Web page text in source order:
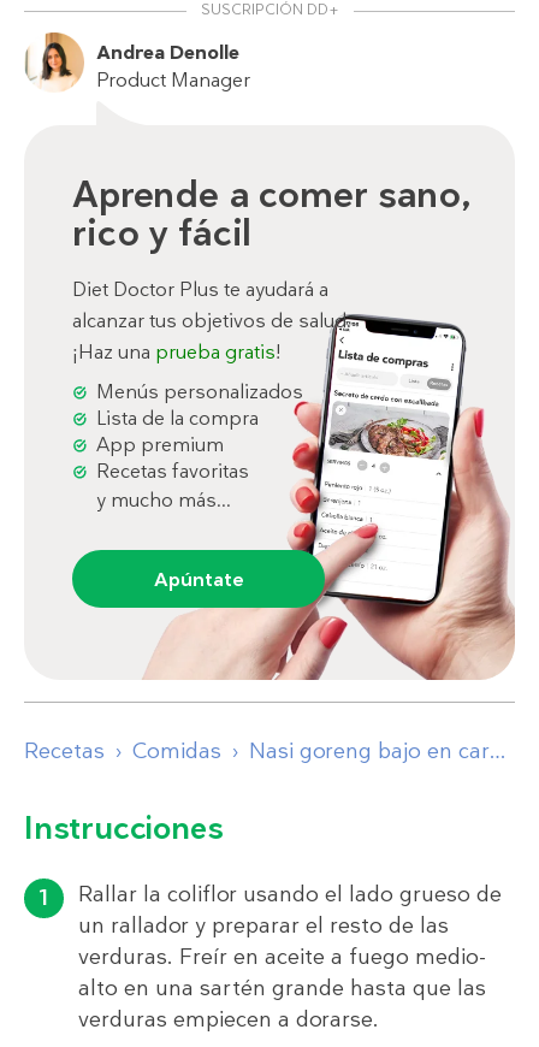
SUSCRIPCIÓN DD+
Andrea Denolle
Product Manager
Aprende a comer sano,
rico y fácil
Diet Doctor Plus te ayudará a
alcanzar tus objetivos de salud.
¡Haz una prueba gratis!
Menús personalizados
Lista de la compra
App premium
Recetas favoritas
y mucho más...
Apúntate
Recetas Comidas Nasi goreng bajo en carbos
Instrucciones
Rallar la coliflor usando el lado grueso de
un rallador y preparar el resto de las
verduras. Freír en aceite a fuego medio-
alto en una sartén grande hasta que las
verduras empiecen a dorarse.